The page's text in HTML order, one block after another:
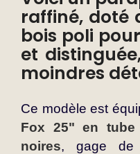
raffiné, doté
bois poli
et
moindres
Ce modèle est
Fox 25" en tube
noires, gage de